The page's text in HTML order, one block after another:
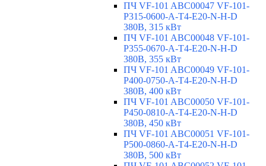
ПЧ VF-101 ABC00047 VF-101-
P315-0600-A-T4-E20-N-H-D
380В, 315 кВт
ПЧ VF-101 ABC00048 VF-101-
P355-0670-A-T4-E20-N-H-D
380В, 355 кВт
ПЧ VF-101 ABC00049 VF-101-
P400-0750-A-T4-E20-N-H-D
380В, 400 кВт
ПЧ VF-101 ABC00050 VF-101-
P450-0810-A-T4-E20-N-H-D
380В, 450 кВт
ПЧ VF-101 ABC00051 VF-101-
P500-0860-A-T4-E20-N-H-D
380В, 500 кВт